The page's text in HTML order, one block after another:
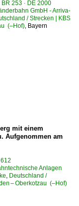
253 · DE 2000
GmbH - Arriva-
/ Strecken | KBS
(–Hof), Bayern
mit einem
Aufgenommen am
612
Anlagen
, Deutschland /
– Oberkotzau (–Hof)